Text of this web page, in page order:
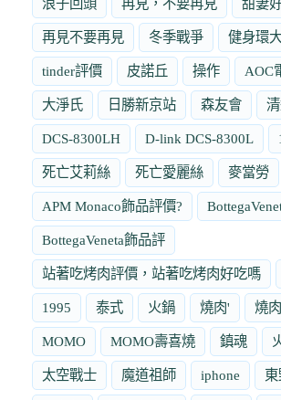
浪子回頭 再見，不要再見 甜妻
再見不要再見 冬季戰爭 健身環
tinder評價 皮諾丘 操作 AOC
大淨氏 日勝新京站 森友會
DCS-8300LH D-link DCS-8300L
死亡艾莉絲 死亡愛麗絲 麥當勞
APM Monaco飾品評價?
BottegaVeneta飾品評
站著吃烤肉評價，站著吃烤肉好吃嗎
1995 泰式 火鍋 燒肉' 燒肉
MOMO MOMO壽喜燒 鎮魂
太空戰士 魔道祖師 iphone